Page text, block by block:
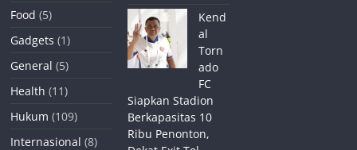
Food (5)
Gadgets (1)
General (5)
Health (11)
Hukum (109)
Internasional (8)
Kend
al
Torn
ado
FC
Siapkan Stadion
Berkapasitas 10
Ribu Penonton,